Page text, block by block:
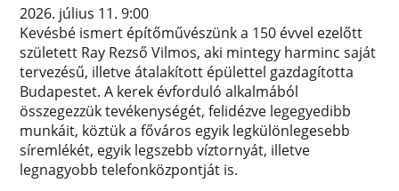
2026. július 11. 9:00
Kevésbé ismert építőművészünk a 150 évvel ezelőtt
született Ray Rezső Vilmos, aki mintegy harminc saját
tervezésű, illetve átalakított épülettel gazdagította
Budapestet. A kerek évforduló alkalmából
összegezzük tevékenységét, felidézve legegyedibb
munkáit, köztük a főváros egyik legkülönlegesebb
síremlékét, egyik legszebb víztornyát, illetve
legnagyobb telefonközpontját is.